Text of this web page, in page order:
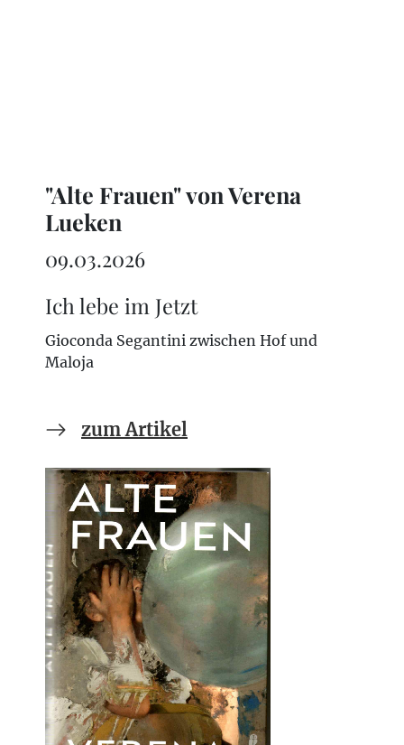
"Alte Frauen" von Verena
Lueken
09.03.2026
Ich lebe im Jetzt
Gioconda Segantini zwischen Hof und
Maloja
zum Artikel